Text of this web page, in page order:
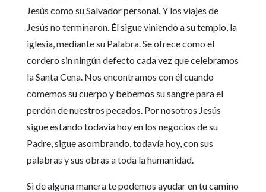
Jesús como su Salvador personal. Y los viajes de
Jesús no terminaron. Él sigue viniendo a su templo, la
iglesia, mediante su Palabra. Se ofrece como el
cordero sin ningún defecto cada vez que celebramos
la Santa Cena. Nos encontramos con él cuando
comemos su cuerpo y bebemos su sangre para el
perdón de nuestros pecados. Por nosotros Jesús
sigue estando todavía hoy en los negocios de su
Padre, sigue asombrando, todavía hoy, con sus
palabras y sus obras a toda la humanidad.
Si de alguna manera te podemos ayudar en tu camino